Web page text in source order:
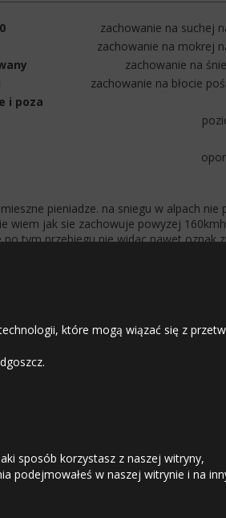
które mogą wiązać się z
sposób korzystasz z naszej witryny,
podejmowałeś w naszej witrynie i na
i poza
zachowanie na suchej
zachowanie na mokrej
zachowanie na
zachowanie na błocie
pieniadze. na sniegu w alpach nie
wiem jak sie zachowuje powyzej
tym przebiegu nie widac nawet oznak